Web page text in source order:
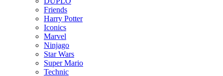
Friends
Harry Potter
Iconics
Marvel
Ninjago
Star Wars
Super Mario
Technic